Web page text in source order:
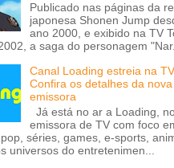
Publicado nas páginas da
japonesa Shonen Jump
ano 2000, e exibido na TV
a saga do personagem
Canal Loading estreia na
Confira os detalhes da nova
emissora
Já está no ar a Loading,
emissora de TV com foco
séries, games, e-sports,
universos do entretenimen...